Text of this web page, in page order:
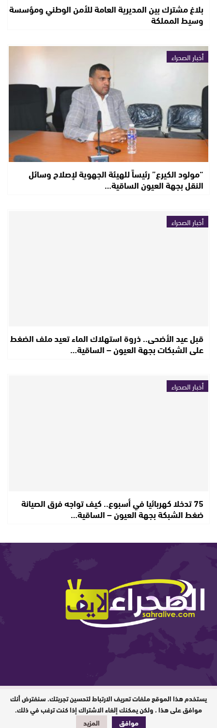
بلاغ مشترك بين المديرية العامة للأمن الوطني ومؤسسة
وسيط المملكة
أخبار الصحراء
“مولود الكيرع” رئيساً للهيئة الجهوية لإصلاح وسائل
النقل بجهة العيون الساقية…
أخبار الصحراء
قبل عيد الأضحى.. ذروة استهلاك الماء تعيد ملف الضغط
على الشبكات بجهة العيون – الساقية…
أخبار الصحراء
75 تدخلا كهربائيا في أسبوع.. كيف تواجه فرق الصيانة
ضغط الشبكة بجهة العيون – الساقية…
المدير المسؤول : ابيبك المحفوظ / جميع
الحقوق محفوظة © 2026
تصميم وبرمجة
يستخدم هذا الموقع ملفات تعريف الارتباط لتحسين تجربتك. سنفترض أنك
موافق على هذا ، ولكن يمكنك إلغاء الاشتراك إذا كنت ترغب في ذلك.
موافق
المزيد